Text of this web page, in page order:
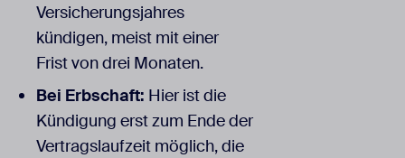
Versicherungsjahres
kündigen, meist mit einer
Frist von drei Monaten.
Bei Erbschaft: Hier ist die
Kündigung erst zum Ende der
Vertragslaufzeit möglich, die